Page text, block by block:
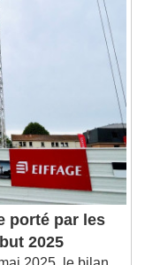
porté par les
2025